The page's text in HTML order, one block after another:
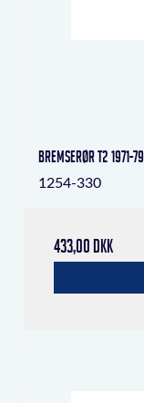
Bremserør T2 1971-79
1254-330
433,00 DKK